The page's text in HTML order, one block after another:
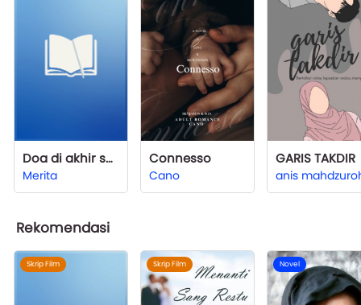
Doa di akhir sujud ku
Merita
Connesso
Cano
GARIS TAKDIR
anis
Rekomendasi
Skrip Film Skrip Film Novel